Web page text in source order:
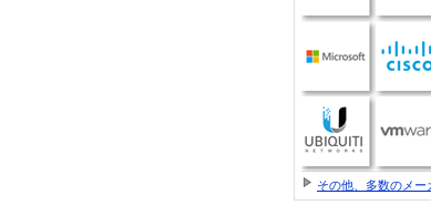
その他、多数のメ